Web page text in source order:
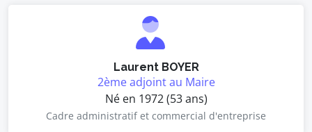
Laurent BOYER
2ème adjoint au Maire
Né en 1972 (53 ans)
Cadre administratif et commercial d'entreprise